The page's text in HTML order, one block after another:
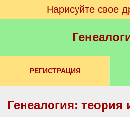
Нарисуйте свое
РЕГИСТРАЦИЯ
Генеалогия: теория